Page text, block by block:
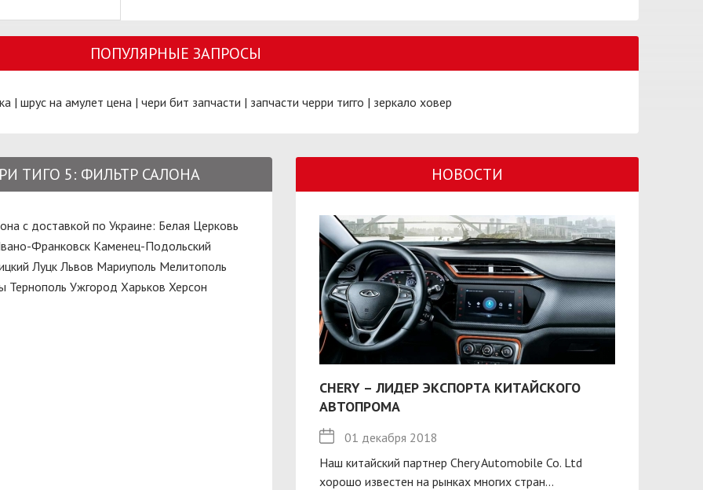
ПОПУЛЯРНЫЕ ЗАПРОСЫ
| шрус на амулет цена | чери бит запчасти | запчасти черри тигго | зеркало ховер
ТИГО 5: ФИЛЬТР САЛОНА
с доставкой по Украине: Белая Церковь
Франковск Каменец-Подольский
Луцк Львов Мариуполь Мелитополь
Тернополь Ужгород Харьков Херсон
НОВОСТИ
CHERY – ЛИДЕР ЭКСПОРТА КИТАЙСКОГО
АВТОПРОМА
01 декабря 2018
Наш китайский партнер Chery Automobile Co. Ltd
хорошо известен на рынках многих стран...